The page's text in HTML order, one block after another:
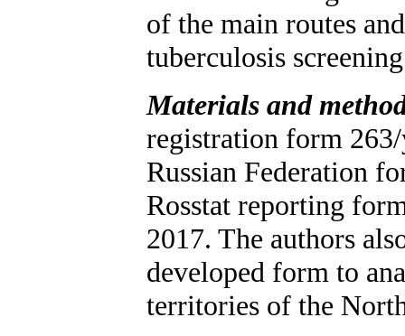
of the main routes
tuberculosis
Materials and
registration form
Russian Federation
Rosstat reporting
2017. The authors
developed form to
territories of the